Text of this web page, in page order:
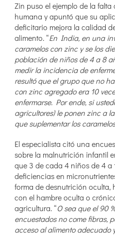
Zin puso el ejemplo de la
humana y apuntó que su
deficitario mejora la calidad
alimento. “En India, en una
caramelos con zinc y se los
población de niños de 4 a 8
medir la incidencia de
resultó que el grupo que no
con zinc agregado era 10
enfermarse. Por ende, si
agricultores) le ponen zinc a
que suplementar los
El especialista citó una
sobre la malnutrición infantil
que 3 de cada 4 niños de 4 a
deficiencias en
forma de desnutrición
con el hambre oculta o
agricultura. “O sea que el 90
encuestados no come fibras,
acceso al alimento adecuado